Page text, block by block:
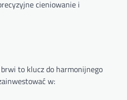
cieniowanie i
to klucz do harmonijnego
w: